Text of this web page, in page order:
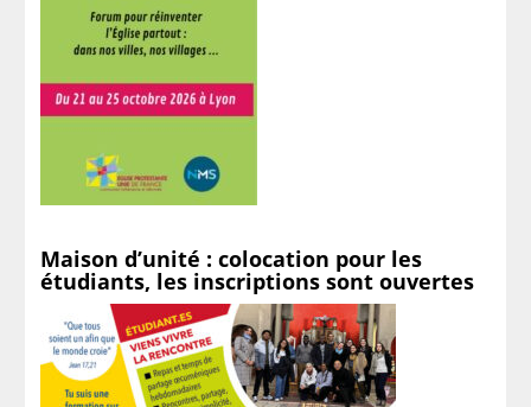
Maison d’unité : colocation pour les
étudiants, les inscriptions sont ouvertes